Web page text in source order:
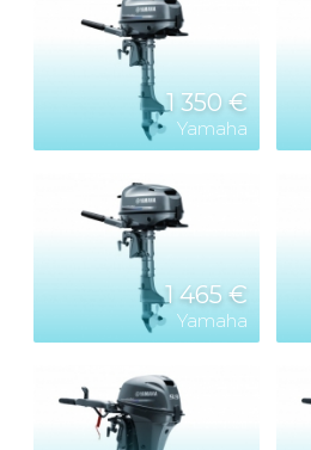
1 350 €
Yamaha
1 465 €
Yamaha